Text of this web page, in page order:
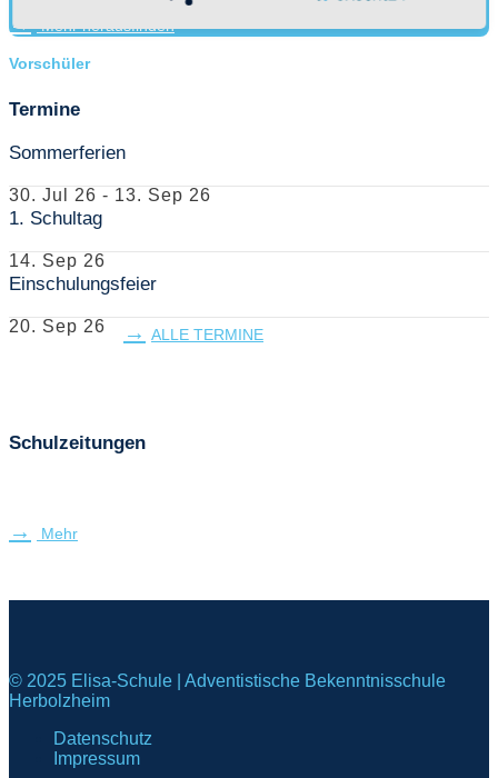
Mehr herausfinden
Vorschüler
Termine
Sommerferien
30. Jul 26 - 13. Sep 26
1. Schultag
14. Sep 26
Einschulungsfeier
20. Sep 26 ALLE TERMINE
Schulzeitungen
Mehr
© 2025 Elisa-Schule | Adventistische Bekenntnisschule
Herbolzheim
Datenschutz
Impressum